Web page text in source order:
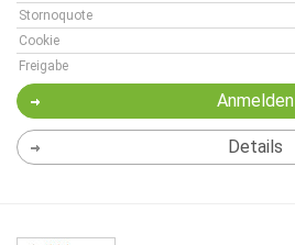
Stornoquote
Cookie
Freigabe
Anmelden
Details